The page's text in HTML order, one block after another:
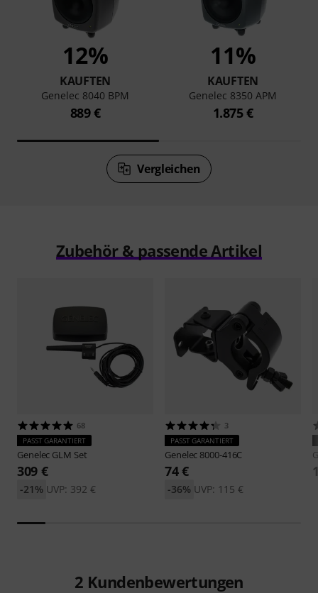
12%
KAUFTEN
Genelec 8040 BPM
889 €
11%
KAUFTEN
Genelec 8350 APM
1.875 €
Vergleichen
Zubehör & passende Artikel
68
PASST GARANTIERT
Genelec GLM Set
309 €
UVP: 392 €
-21%
3
PASST GARANTIERT
Genelec 8000-416C
74 €
UVP: 115 €
-36%
2 Kundenbewertungen